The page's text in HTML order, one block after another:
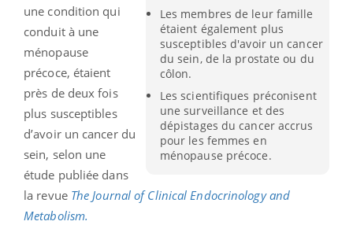
Les membres de leur famille
étaient également plus
susceptibles d'avoir un cancer
du sein, de la prostate ou du
côlon.
Les scientifiques préconisent
une surveillance et des
dépistages du cancer accrus
pour les femmes en
ménopause précoce.
une condition qui
conduit à une
ménopause
précoce, étaient
près de deux fois
plus susceptibles
d’avoir un cancer du
sein, selon une
étude publiée dans
la revue The Journal of Clinical Endocrinology and
Metabolism.